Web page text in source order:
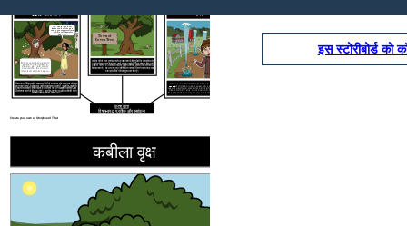
Create your own at Storyboard That
पानी
CON-कलाकार
कबीला ट्री के शहर एक पेड़ जहां यह कहा जाता है कि चुड़ैलों के एक कबीला से
पहले सलेम चुड़ैल परीक्षण साल पहले इकट्ठा करने के लिए इस्तेमाल किया की
वजह से नाम पर है। किताब में पेड़ एक आवर्ती विशेषता है जैसा कि हर एपिसोड
में देखा जाता है। यह उस जादू का प्रतिनिधित्व करता है जिसने रहस्यमय इच्छा
दाता द्वारा पात्रों को मंत्रमुग्ध कर दिया है।
पानी अलग अलग तरीकों से चित्रित किया है: क्रीक जहां पोली खेलता है और
Lenora और लेलैंड के साथ मछली पकड़ता है और यह भी आदम की कहानी में।
एडम अपने सूखे परिवार के खेत में हर दिन पानी ढोने के लिए संघर्ष करता है। जब वह
जीवन देने वाले पानी के बजाय "जरूरत से ज्यादा पानी" की इच्छा करता है, तो उसे
विनाशकारी पानी मिलता है जो पूरे खेत को भर देता है और उसे झील में बदल देता है!
विश दाता क्योंकि उनकी इच्छा सच होते हैं के रूप में एक चोर-कलाकार की कुछ
हद तक हो रहा है, वे हमेशा एक भारी कीमत के साथ आते हैं। हालांकि, कहानी में
मुख्य चोर कलाकार हेनरी पाइपर है जो रोवेना पर ध्यान आकर्षित करता है, उसे
उससे प्यार करने के लिए लुभाता है। इस बीच, वह केवल अधिक मशीनरी बेचने
के लिए उसका इस्तेमाल कर रहा था।
काश दाता
विषय-वस्तु, प्रतीक और रूपांकन
Town of
Coven Tree
विशेष? यह एक हंसी है, मैंने कहा होता कि
तुम क्लियोपेट्रा होती अगर मुझे यही
करना होता। कुछ भी ताकि आप अपने
पापा को बताएं कि मैं कितना अच्छा था
और मैं उन्हें और मशीनरी बेच सकता था!"
"Oh, Henry, whatever
happened to all the nice
things you used to tell me
... if I'm at all special to
you ... ?"
कबीला वृक्ष
इस स्टोरीबोर्ड को